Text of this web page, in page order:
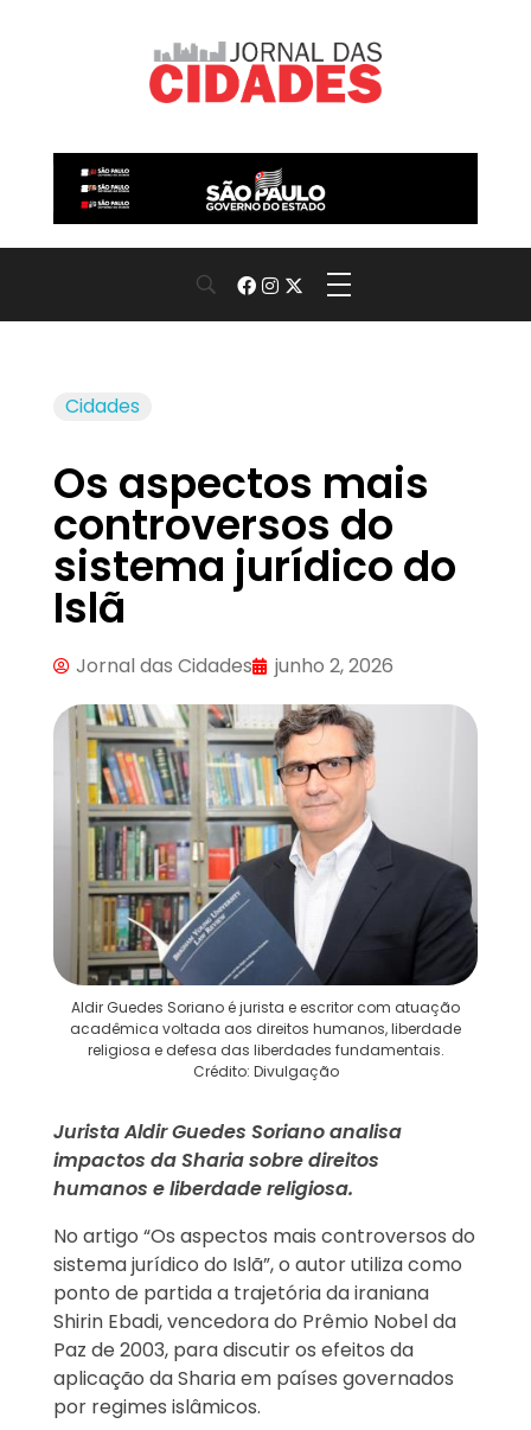
Cidades
Os aspectos mais
controversos do
sistema jurídico do
Islã
Jornal das Cidades junho 2, 2026
Aldir Guedes Soriano é jurista e escritor com atuação
acadêmica voltada aos direitos humanos, liberdade
religiosa e defesa das liberdades fundamentais.
Crédito: Divulgação
Jurista Aldir Guedes Soriano analisa
impactos da Sharia sobre direitos
humanos e liberdade religiosa.
No artigo “Os aspectos mais controversos do
sistema jurídico do Islã”, o autor utiliza como
ponto de partida a trajetória da iraniana
Shirin Ebadi, vencedora do Prêmio Nobel da
Paz de 2003, para discutir os efeitos da
aplicação da Sharia em países governados
por regimes islâmicos.